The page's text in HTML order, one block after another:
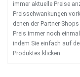
immer aktuelle Preise
Preisschwankungen
denen der Partner-
Preis immer noch
indem Sie einfach auf
Produktes klicken.